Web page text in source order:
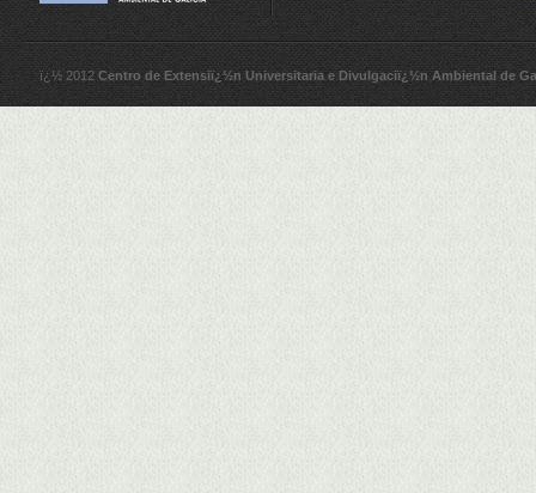
ï¿½ 2012 Centro de Extensiï¿½n Universitaria e Divulgaciï¿½n Ambiental de